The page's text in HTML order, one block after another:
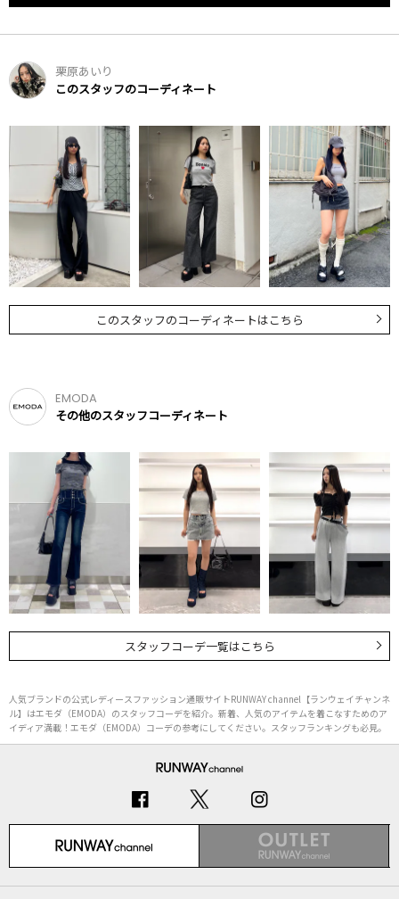
栗原あいり
このスタッフのコーディネート
このスタッフのコーディネートはこちら
EMODA
その他のスタッフコーディネート
スタッフコーデ一覧はこちら
人気ブランドの公式レディースファッション通販サイトRUNWAY channel【ランウェイチャンネ
ル】はエモダ（EMODA）のスタッフコーデを紹介。新着、人気のアイテムを着こなすためのア
イディア満載！エモダ（EMODA）コーデの参考にしてください。スタッフランキングも必見。